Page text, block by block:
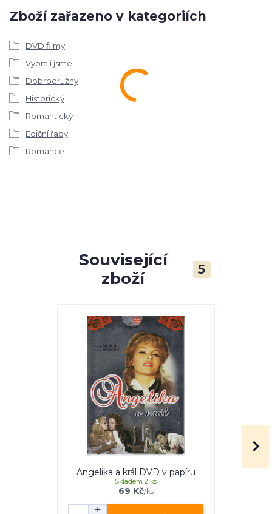
Zboží zařazeno v kategoriích
DVD filmy
Vybrali jsme
Dobrodružný
Historický
Romantický
Ediční řady
Romance
Související
zboží
5
Angelika a král DVD v papíru
69 Kč/ks
Skladem 2 ks